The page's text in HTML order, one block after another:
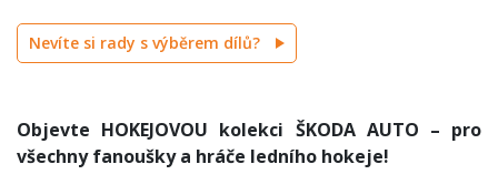
Nevíte si rady s výběrem dílů?
Objevte HOKEJOVOU kolekci ŠKODA AUTO – pro
všechny fanoušky a hráče ledního hokeje!